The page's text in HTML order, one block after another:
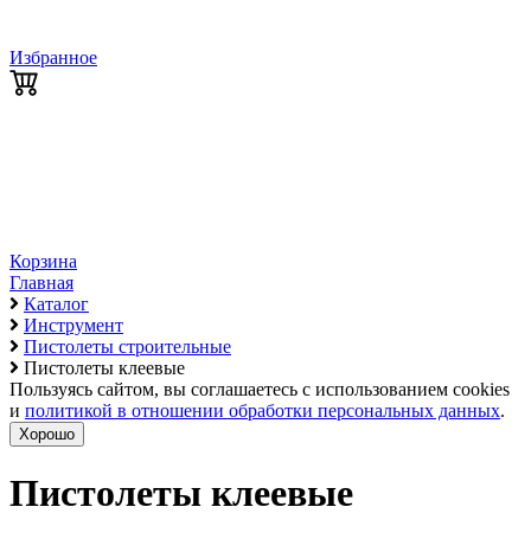
Избранное
Корзина
Главная
Каталог
Инструмент
Пистолеты строительные
Пистолеты клеевые
Пользуясь сайтом, вы соглашаетесь с использованием cookies
и политикой в отношении обработки персональных данных.
Хорошо
Пистолеты клеевые